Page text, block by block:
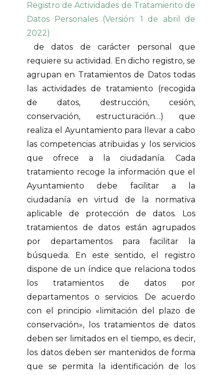
Registro de Actividades de Tratamiento de
Datos Personales (Versión: 1 de abril de
2022)
de datos de carácter personal que
requiere su actividad. En dicho registro, se
agrupan en Tratamientos de Datos todas
las actividades de tratamiento (recogida
de datos, destrucción, cesión,
conservación, estructuración…) que
realiza el Ayuntamiento para llevar a cabo
las competencias atribuidas y los servicios
que ofrece a la ciudadanía. Cada
tratamiento recoge la información que el
Ayuntamiento debe facilitar a la
ciudadanía en virtud de la normativa
aplicable de protección de datos. Los
tratamientos de datos están agrupados
por departamentos para facilitar la
búsqueda. En este sentido, el registro
dispone de un índice que relaciona todos
los tratamientos de datos por
departamentos o servicios. De acuerdo
con el principio «limitación del plazo de
conservación», los tratamientos de datos
deben ser limitados en el tiempo, es decir,
los datos deben ser mantenidos de forma
que se permita la identificación de los